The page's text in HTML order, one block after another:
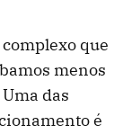
que
menos
das
é